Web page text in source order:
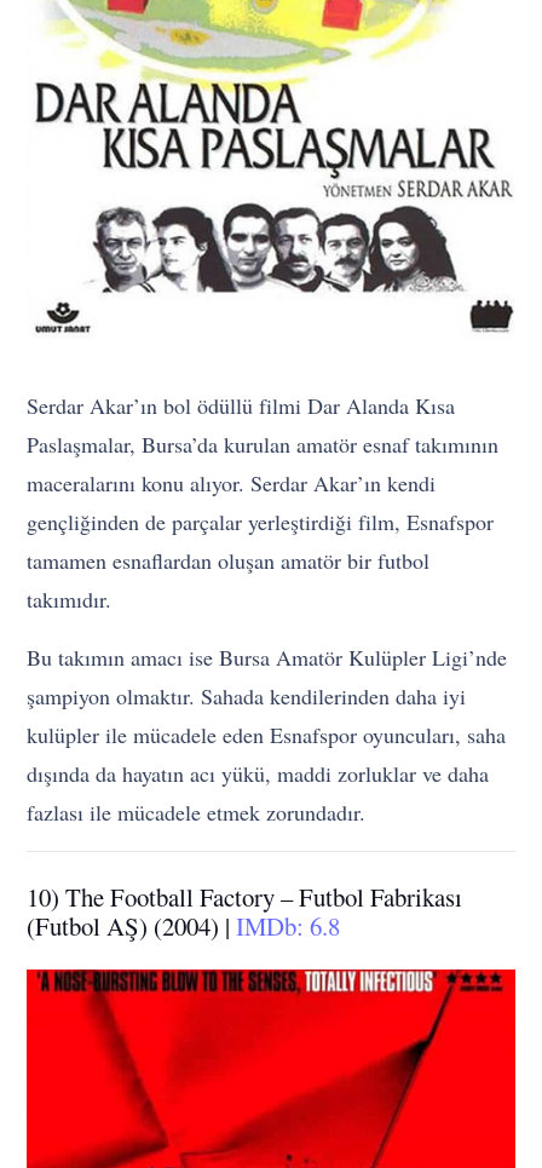
Serdar Akar’ın bol ödüllü filmi Dar Alanda Kısa
Paslaşmalar, Bursa’da kurulan amatör esnaf takımının
maceralarını konu alıyor. Serdar Akar’ın kendi
gençliğinden de parçalar yerleştirdiği film, Esnafspor
tamamen esnaflardan oluşan amatör bir futbol
takımıdır.
Bu takımın amacı ise Bursa Amatör Kulüpler Ligi’nde
şampiyon olmaktır. Sahada kendilerinden daha iyi
kulüpler ile mücadele eden Esnafspor oyuncuları, saha
dışında da hayatın acı yükü, maddi zorluklar ve daha
fazlası ile mücadele etmek zorundadır.
10) The Football Factory – Futbol Fabrikası
(Futbol AŞ) (2004) |IMDb: 6.8